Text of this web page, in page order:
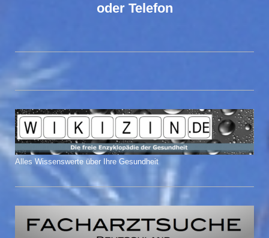
oder Telefon
Alles Wissenswerte über Ihre Gesundheit